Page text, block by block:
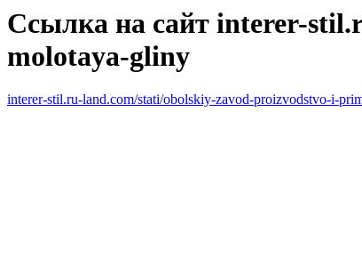
Ссылка на сайт interer-
molotaya-gliny
interer-stil.ru-land.com/stati/obolskiy-zavod-proizvodstvo-i-